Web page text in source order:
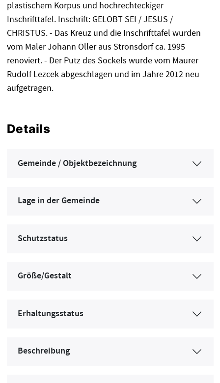
plastischem Korpus und hochrechteckiger
Inschrifttafel. Inschrift: GELOBT SEI / JESUS /
CHRISTUS. - Das Kreuz und die Inschrifttafel wurden
vom Maler Johann Öller aus Stronsdorf ca. 1995
renoviert. - Der Putz des Sockels wurde vom Maurer
Rudolf Lezcek abgeschlagen und im Jahre 2012 neu
aufgetragen.
Details
Gemeinde / Objektbezeichnung
Lage in der Gemeinde
Schutzstatus
Größe/Gestalt
Erhaltungsstatus
Beschreibung